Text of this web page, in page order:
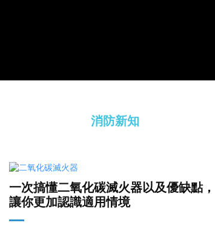
消防新知
一次搞懂二氧化碳滅火器以及優缺點，
讓你更加認識適用情境